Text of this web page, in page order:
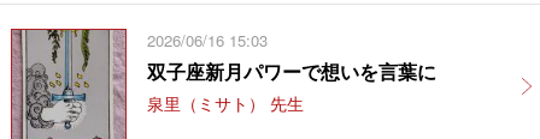
2026/06/16 15:03
双子座新月パワーで想いを言葉に
泉里（ミサト） 先生